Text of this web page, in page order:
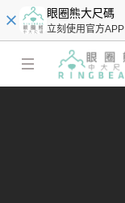
眼圈熊大尺碼
立刻使用官方APP